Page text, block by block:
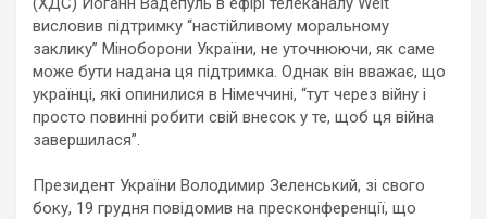
висловив підтримку “настійливому моральному
заклику” Міноборони України, не уточнюючи, як саме
може бути надана ця підтримка. Однак він вважає, що
українці, які опинилися в Німеччині, “тут через війну і
просто повинні робити свій внесок у те, щоб ця війна
завершилася”.
Президент України Володимир Зеленський, зі свого
боку, 19 грудня повідомив на пресконференції, що